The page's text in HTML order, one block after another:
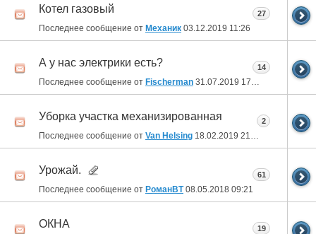
Котел газовый
Последнее сообщение от Механик 03.12.2019 11:26
27
А у нас электрики есть?
Последнее сообщение от Fischerman 31.07.2019 17:13
14
Уборка участка механизированная
Последнее сообщение от Van Helsing 18.02.2019 21:49
2
Урожай.
Последнее сообщение от РоманВТ08.05.2018 09:21
61
ОКНА 19